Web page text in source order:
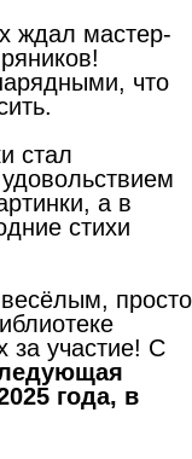
ждал мастер-
что
стал
а в
стихи
просто
за участие! С
года, в